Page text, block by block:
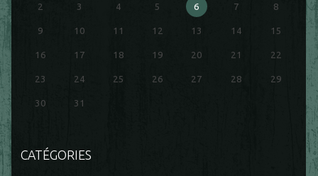
2 3 4 5 6 7 8
9 10 11 12 13 14 15
16 17 18 19 20 21 22
23 24 25 26 27 28 29
30 31
CATÉGORIES